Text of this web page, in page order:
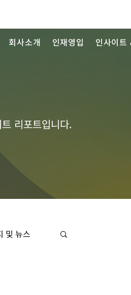
회사소개 인재영입 인사이트
리포트입니다.
및 뉴스